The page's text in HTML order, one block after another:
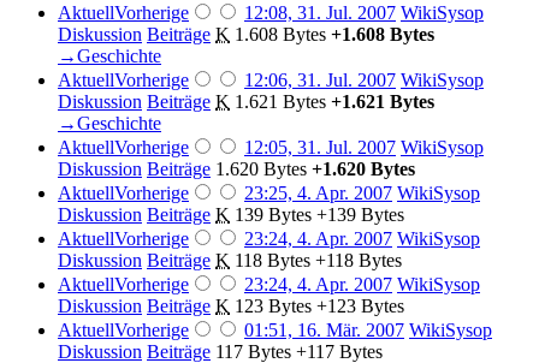
AktuellVorherige 12:08, 31. Jul. 2007 WikiSysop
Diskussion Beiträge K 1.608 Bytes +1.608 Bytes
→‎Geschichte
AktuellVorherige 12:06, 31. Jul. 2007 WikiSysop
Diskussion Beiträge K 1.621 Bytes +1.621 Bytes
→‎Geschichte
AktuellVorherige 12:05, 31. Jul. 2007 WikiSysop
Diskussion Beiträge 1.620 Bytes +1.620 Bytes
AktuellVorherige 23:25, 4. Apr. 2007 WikiSysop
Diskussion Beiträge K 139 Bytes +139 Bytes
AktuellVorherige 23:24, 4. Apr. 2007 WikiSysop
Diskussion Beiträge K 118 Bytes +118 Bytes
AktuellVorherige 23:24, 4. Apr. 2007 WikiSysop
Diskussion Beiträge K 123 Bytes +123 Bytes
AktuellVorherige 01:51, 16. Mär. 2007 WikiSysop
Diskussion Beiträge 117 Bytes +117 Bytes